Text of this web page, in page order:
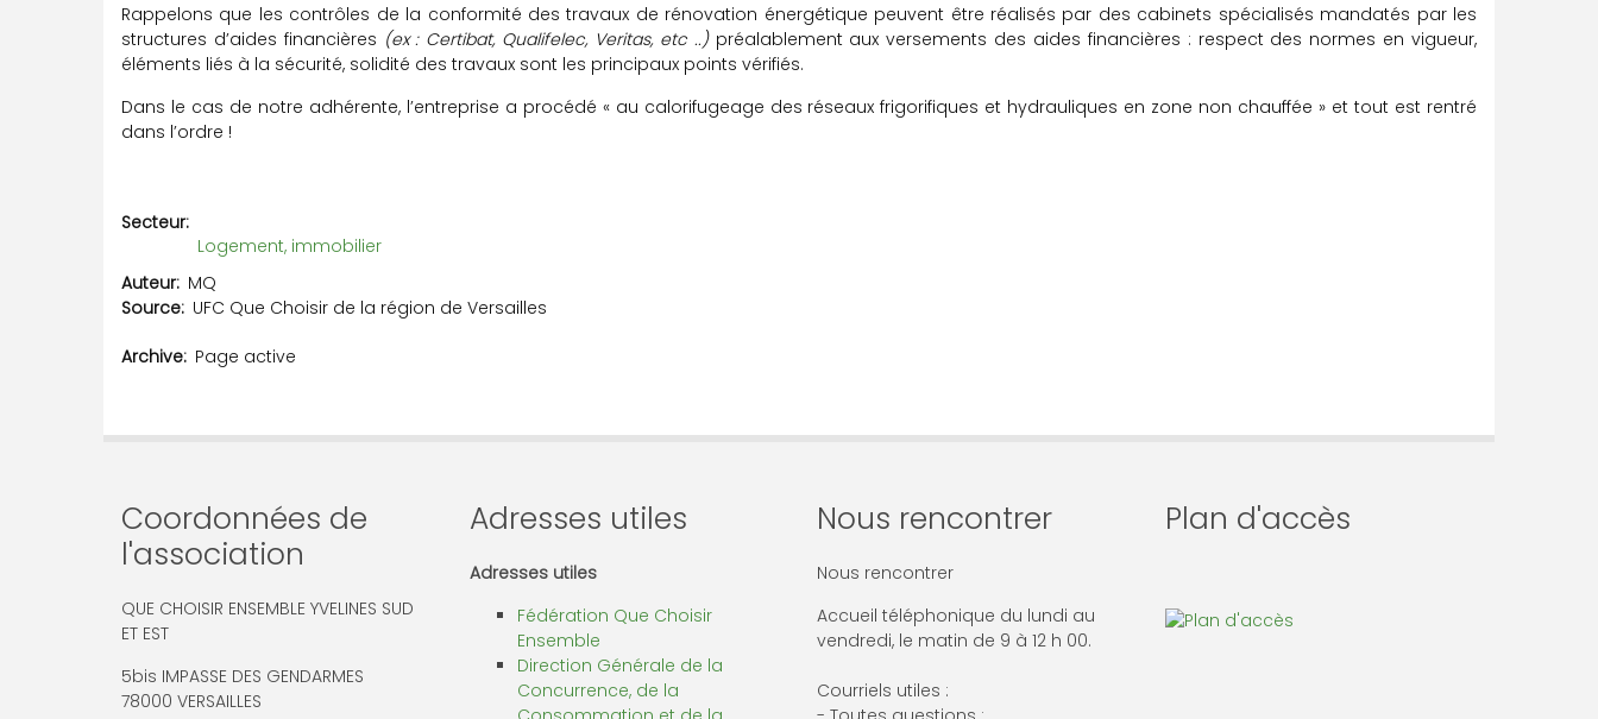
Rappelons que les contrôles de la conformité des travaux de rénovation énergétique peuvent être réalisés par des cabinets spécialisés mandatés par les
structures d’aides financières (ex : Certibat, Qualifelec, Veritas, etc ..)préalablement aux versements des aides financières : respect des normes en vigueur,
éléments liés à la sécurité, solidité des travaux sont les principaux points vérifiés.
Dans le cas de notre adhérente, l’entreprise a procédé « au calorifugeage des réseaux frigorifiques et hydrauliques en zone non chauffée » et tout est rentré
dans l’ordre !
Secteur
Logement, immobilier
Auteur MQ
Source UFC Que Choisir de la région de Versailles
Archive Page active
Coordonnées de
l'association
QUE CHOISIR ENSEMBLE YVELINES SUD
ET EST
5bis IMPASSE DES GENDARMES
78000 VERSAILLES
Adresses utiles
Adresses utiles
Fédération Que Choisir
Ensemble
Direction Générale de la
Concurrence, de la
Nous rencontrer
Nous rencontrer
Accueil téléphonique du lundi au
vendredi, le matin de 9 à 12 h 00.
Courriels utiles :
Plan d'accès